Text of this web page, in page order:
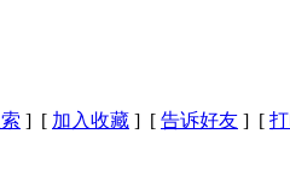
] [ 加入收藏 ] [ 告诉好友 ] [